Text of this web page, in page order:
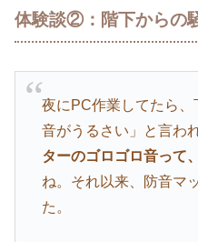
体験談②：階下からの
夜にPC作業してたら
音がうるさい」と言わ
ターのゴロゴロ音って
ね。それ以来、防音マ
た。